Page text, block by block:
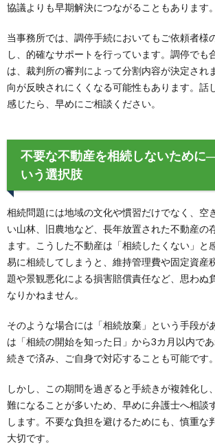
協議よりも早期解決につながることもあります。
当事務所では、調停手続においてもご依頼者様
し、的確なサポートを行っています。調停でも
は、裁判所の審判によって分割内容が決定され
向が反映されにくくなる可能性もあります。話
感じたら、早めにご相談ください。
不要な不動産を相続しないために
いう選択肢
相続問題には地域の文化や慣習だけでなく、空
い山林、旧農地など、長年放置された不動産の
ます。こうした不動産は「相続したくない」と
易に相続してしまうと、維持管理費や固定資産
題や景観悪化による損害賠償責任など、思わぬ
なりかねません。
そのような場合には「相続放棄」という手段が
は「相続の開始を知った日」から3カ月以内で
続きで済み、ご自身で対応することも可能です。
しかし、この期間を過ぎると手続きが複雑化し
難になることが多いため、早めに弁護士へ相談
します。不要な負担を避けるためにも、慎重な
大切です。